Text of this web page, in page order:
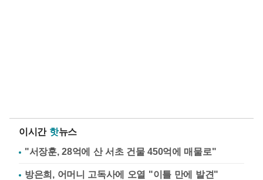
이시간 핫뉴스
"서장훈, 28억에 산 서초 건물 450억에 매물로"
방은희, 어머니 고독사에 오열 "이틀 만에 발견"